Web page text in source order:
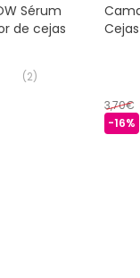
Sérum
de cejas
(2)
3,70€
-16%